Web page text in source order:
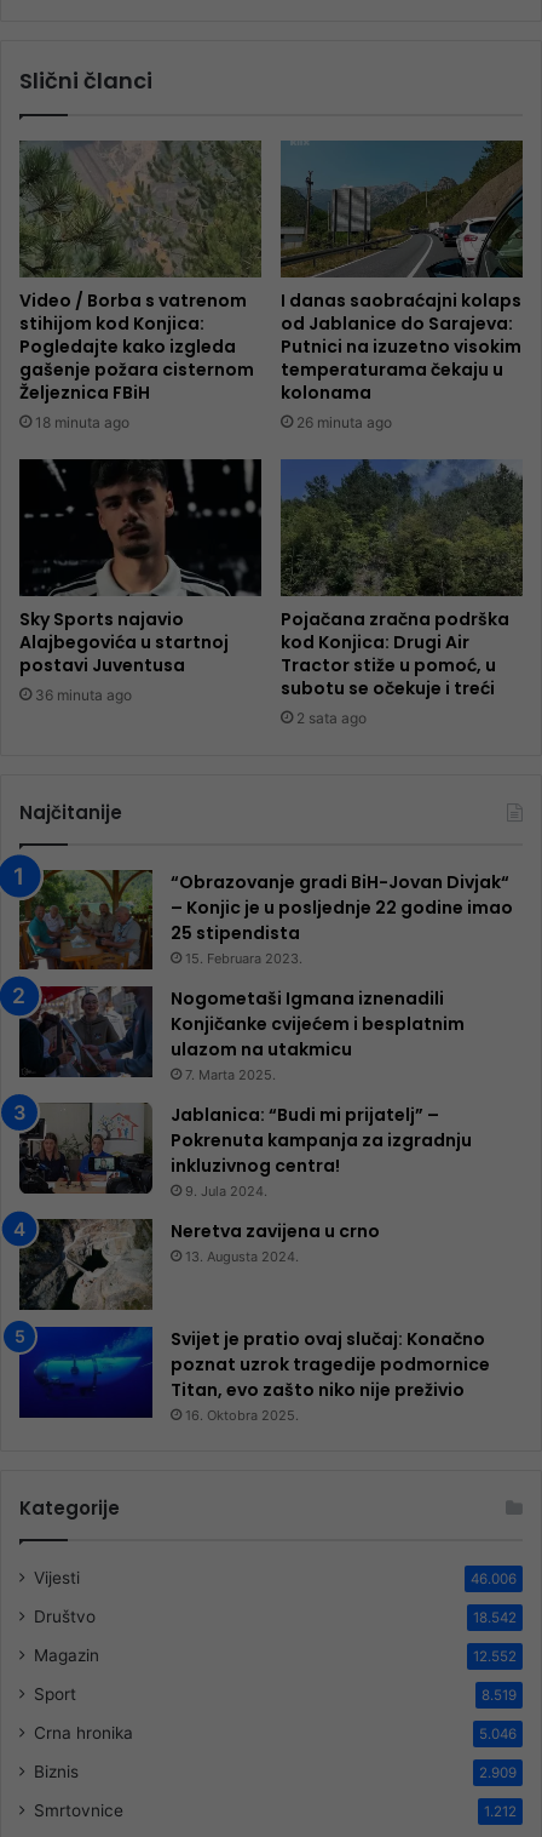
Slični članci
Video / Borba s vatrenom
stihijom kod Konjica:
Pogledajte kako izgleda
gašenje požara cisternom
Željeznica FBiH
18 minuta ago
I danas saobraćajni kolaps
od Jablanice do Sarajeva:
Putnici na izuzetno visokim
temperaturama čekaju u
kolonama
26 minuta ago
Sky Sports najavio
Alajbegovića u startnoj
postavi Juventusa
36 minuta ago
Pojačana zračna podrška
kod Konjica: Drugi Air
Tractor stiže u pomoć, u
subotu se očekuje i treći
2 sata ago
Najčitanije
“Obrazovanje gradi BiH-Jovan Divjak“
– Konjic je u posljednje 22 godine imao
25 ​​stipendista
15. Februara 2023.
Nogometaši Igmana iznenadili
Konjičanke cvijećem i besplatnim
ulazom na utakmicu
7. Marta 2025.
Jablanica: “Budi mi prijatelj” –
Pokrenuta kampanja za izgradnju
inkluzivnog centra!
9. Jula 2024.
Neretva zavijena u crno
13. Augusta 2024.
Svijet je pratio ovaj slučaj: Konačno
poznat uzrok tragedije podmornice
Titan, evo zašto niko nije preživio
16. Oktobra 2025.
Kategorije
Vijesti 46.006
Društvo 18.542
Magazin 12.552
Sport 8.519
Crna hronika 5.046
Biznis 2.909
Smrtovnice 1.212